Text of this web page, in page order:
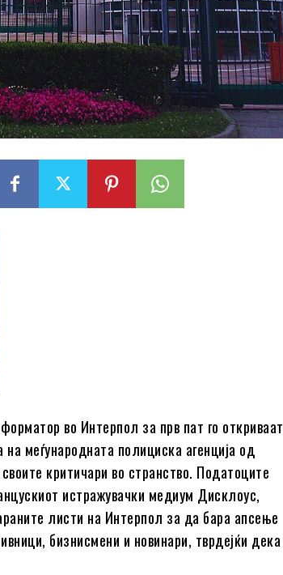
во Интерпол за прв пат го откриваат
меѓународната полициска агенција од
критичари во странство. Податоците
истражувачки медиум Дисклоус,
листи на Интерпол за да бара апсење
бизнисмени и новинари, тврдејќи дека